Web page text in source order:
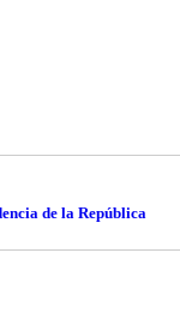
de la República